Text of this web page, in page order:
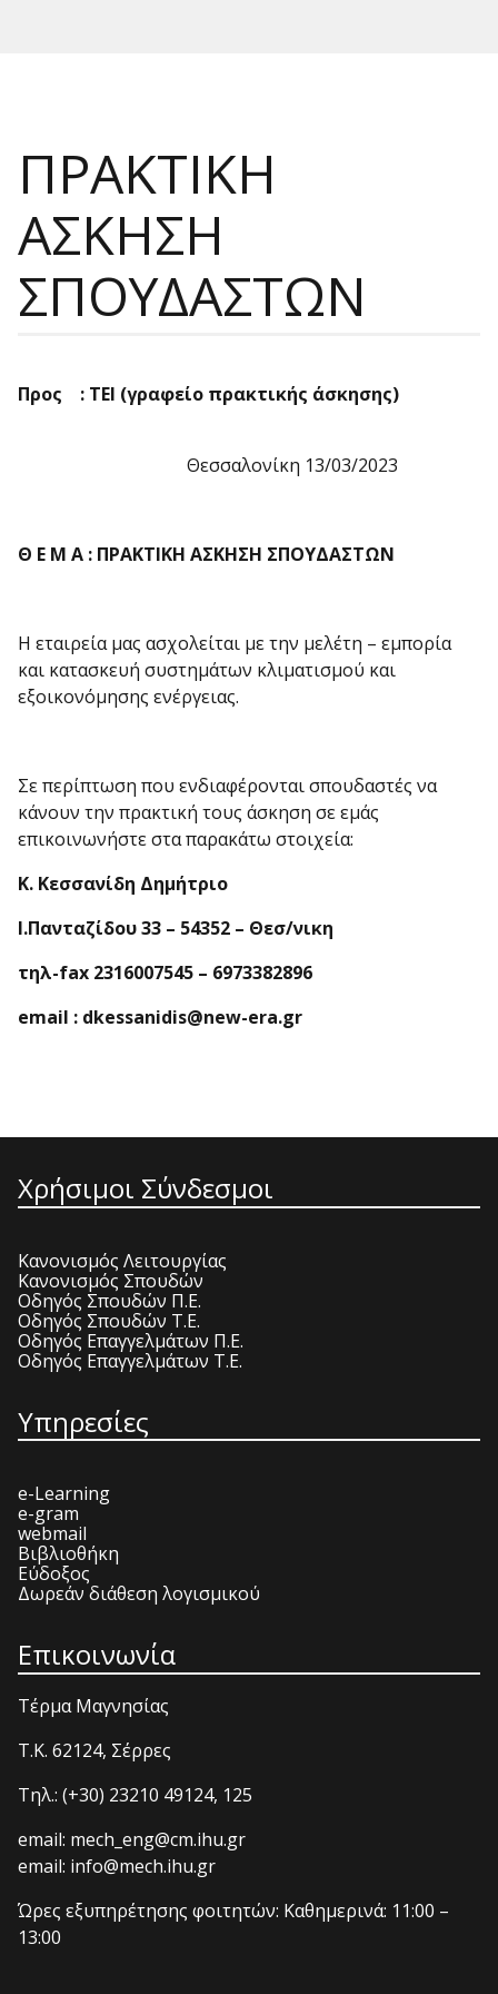
ΠΡΑΚΤΙΚΗ
ΑΣΚΗΣΗ
ΣΠΟΥΔΑΣΤΩΝ
Προς : ΤΕΙ (γραφείο πρακτικής άσκησης)
Θεσσαλονίκη 13/03/2023
Θ Ε Μ Α : ΠΡΑΚΤΙΚΗ ΑΣΚΗΣΗ ΣΠΟΥΔΑΣΤΩΝ
Η εταιρεία μας ασχολείται με την μελέτη – εμπορία
και κατασκευή συστημάτων κλιματισμού και
εξοικονόμησης ενέργειας.
Σε περίπτωση που ενδιαφέρονται σπουδαστές να
κάνουν την πρακτική τους άσκηση σε εμάς
επικοινωνήστε στα παρακάτω στοιχεία:
Κ. Κεσσανίδη Δημήτριο
Ι.Πανταζίδου 33 – 54352 – Θεσ/νικη
τηλ-fax 2316007545 – 6973382896
email : dkessanidis@new-era.gr
Χρήσιμοι Σύνδεσμοι
Κανονισμός Λειτουργίας
Κανονισμός Σπουδών
Οδηγός Σπουδών Π.Ε.
Οδηγός Σπουδών Τ.Ε.
Οδηγός Επαγγελμάτων Π.Ε.
Οδηγός Επαγγελμάτων Τ.Ε.
Υπηρεσίες
e-Learning
e-gram
webmail
Βιβλιοθήκη
Εύδοξος
Δωρεάν διάθεση λογισμικού
Επικοινωνία
Τέρμα Μαγνησίας
T.K. 62124, Σέρρες
Τηλ.: (+30) 23210 49124, 125
email: mech_eng@cm.ihu.gr
email: info@mech.ihu.gr
Ώρες εξυπηρέτησης φοιτητών: Καθημερινά: 11:00 –
13:00